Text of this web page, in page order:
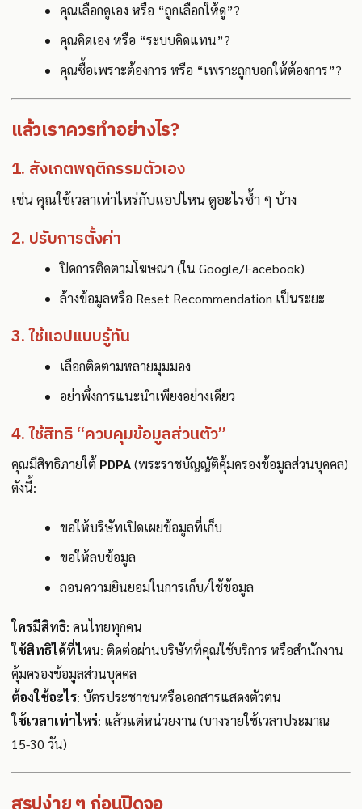
คุณเลือกดูเอง หรือ “ถูกเลือกให้ดู”?
คุณคิดเอง หรือ “ระบบคิดแทน”?
คุณซื้อเพราะต้องการ หรือ “เพราะถูกบอกให้ต้องการ”?
แล้วเราควรทำอย่างไร?
1. สังเกตพฤติกรรมตัวเอง
เช่น คุณใช้เวลาเท่าไหร่กับแอปไหน ดูอะไรซ้ำ ๆ บ้าง
2. ปรับการตั้งค่า
ปิดการติดตามโฆษณา (ใน Google/Facebook)
ล้างข้อมูลหรือ Reset Recommendation เป็นระยะ
3. ใช้แอปแบบรู้ทัน
เลือกติดตามหลายมุมมอง
อย่าพึ่งการแนะนำเพียงอย่างเดียว
4. ใช้สิทธิ “ควบคุมข้อมูลส่วนตัว”
คุณมีสิทธิภายใต้ PDPA(พระราชบัญญัติคุ้มครองข้อมูลส่วนบุคคล)
ดังนี้:
ขอให้บริษัทเปิดเผยข้อมูลที่เก็บ
ขอให้ลบข้อมูล
ถอนความยินยอมในการเก็บ/ใช้ข้อมูล
ใครมีสิทธิ: คนไทยทุกคน
ใช้สิทธิได้ที่ไหน: ติดต่อผ่านบริษัทที่คุณใช้บริการ หรือสำนักงาน
คุ้มครองข้อมูลส่วนบุคคล
ต้องใช้อะไร: บัตรประชาชนหรือเอกสารแสดงตัวตน
ใช้เวลาเท่าไหร่: แล้วแต่หน่วยงาน (บางรายใช้เวลาประมาณ
15-30 วัน)